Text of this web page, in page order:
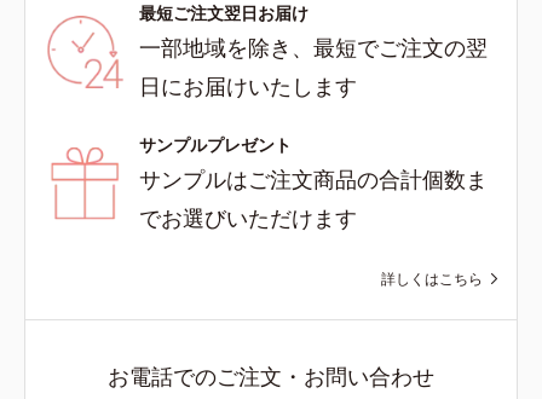
最短ご注文翌日お届け
一部地域を除き、最短でご注文の翌
日にお届けいたします
サンプルプレゼント
サンプルはご注文商品の合計個数ま
でお選びいただけます
詳しくはこちら
お電話でのご注文・お問い合わせ